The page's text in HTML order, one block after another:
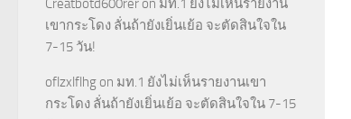
Creatbotd600rer on มท.1 ยังไม่เห็นรายงาน
เขากระโดง ลั่นถ้ายังเยิ่นเย้อ จะตัดสินใจใน
7-15 วัน!
oflzxlflhg on มท.1 ยังไม่เห็นรายงานเขา
กระโดง ลั่นถ้ายังเยิ่นเย้อ จะตัดสินใจใน 7-15